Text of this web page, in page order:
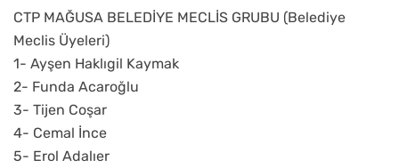
CTP MAĞUSA BELEDİYE MECLİS GRUBU (Belediye
Meclis Üyeleri)
1- Ayşen Haklıgil Kaymak
2- Funda Acaroğlu
3- Tijen Coşar
4- Cemal İnce
5- Erol Adalıer